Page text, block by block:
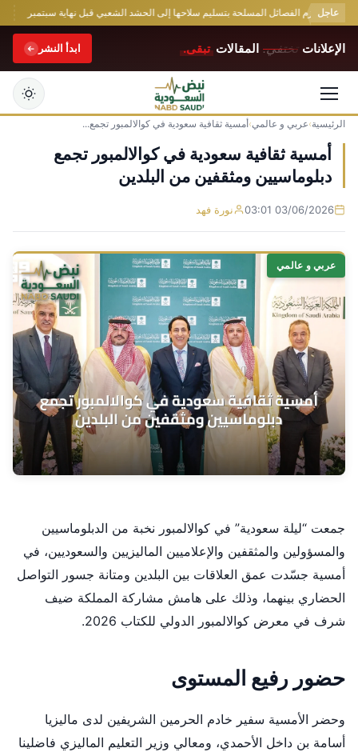
عاجل
يلزم الفصائل المسلحة بتسليم سلاحها إلى الحشد الشعبي قبل نهاية سبتمبر
الإعلانات تختفي. المقالات تبقى. ابدأ النشر
التجاوز
إلى
المحتوى
الرئيسية›عربي و عالمي›أمسية ثقافية سعودية في كوالالمبور تجمع...
أمسية ثقافية سعودية في كوالالمبور تجمع
دبلوماسيين ومثقفين من البلدين
03/06/2026 03:01 نورة فهد
عربي و عالمي
جمعت “ليلة سعودية” في كوالالمبور نخبة من الدبلوماسيين
والمسؤولين والمثقفين والإعلاميين الماليزيين والسعوديين، في
أمسية جسّدت عمق العلاقات بين البلدين ومتانة جسور التواصل
الحضاري بينهما، وذلك على هامش مشاركة المملكة ضيف
شرف في معرض كوالالمبور الدولي للكتاب 2026.
حضور رفيع المستوى
وحضر الأمسية سفير خادم الحرمين الشريفين لدى ماليزيا
أسامة بن داخل الأحمدي، ومعالي وزير التعليم الماليزي فاضلينا